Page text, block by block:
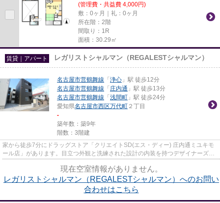
(管理費・共益費 4,000円)
敷：0ヶ月｜礼：0ヶ月
所在階：2階
間取り：1R
面積：30.29㎡
賃貸｜アパート レガリストシャルマン（REGALESTシャルマン）
名古屋市営鶴舞線 「 浄心 」駅 徒歩12分
名古屋市営鶴舞線 「 庄内通 」駅 徒歩13分
名古屋市営鶴舞線 「 浅間町 」駅 徒歩24分
愛知県名古屋市西区万代町 ２丁目
-
築年数：築9年
階数：3階建
家から徒歩7分にドラッグストア「クリエイトSD(エス・ディー) 庄内通ミユキモ
ール店」があります。目立つ外観と洗練された設計の内装を持つデザイナーズ。
現在空室情報がありません。
レガリストシャルマン（REGALESTシャルマン）へのお問い
合わせはこちら